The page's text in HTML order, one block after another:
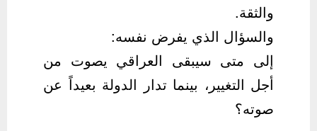
والثقة.
والسؤال الذي يفرض نفسه:
إلى متى سيبقى العراقي يصوت من
أجل التغيير، بينما تدار الدولة بعيداً عن
صوته؟